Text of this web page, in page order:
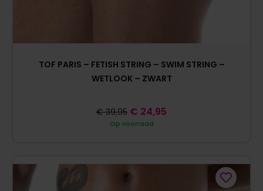
TOF PARIS – FETISH STRING – SWIM STRING –
WETLOOK – ZWART
Op voorraad
€39,95 € 24,95